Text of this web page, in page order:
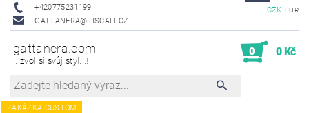
+420775231199
GATTANERA@TISCALI.CZ
CZK EUR
gattanera.com
...zvol si svůj styl...!!!
0 0 Kč
ZAKÁZKA-CUSTOM